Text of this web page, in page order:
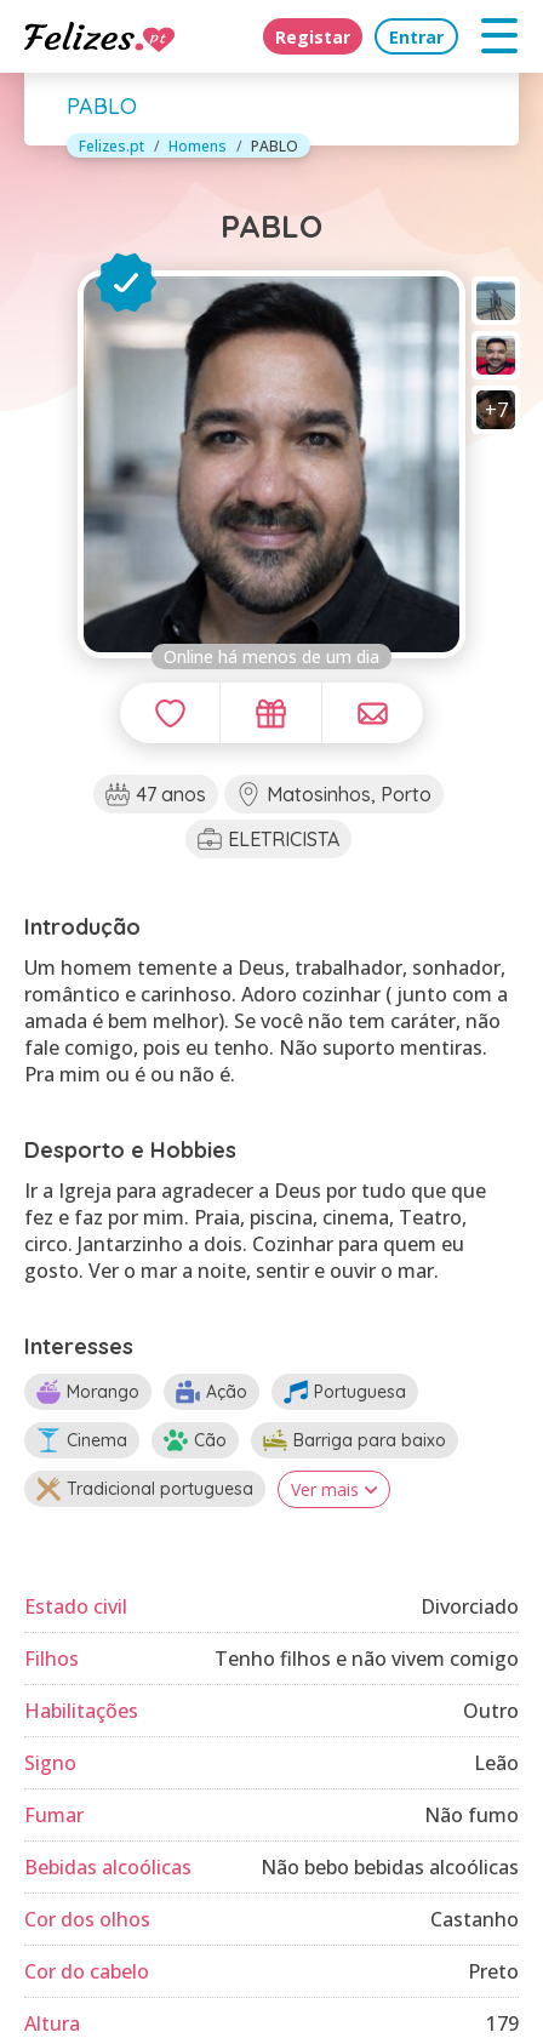
Registar Entrar
PABLO
Felizes.pt Homens PABLO
PABLO
+7
Online há menos de um dia
47 anos
Matosinhos, Porto
ELETRICISTA
Introdução
Um homem temente a Deus, trabalhador, sonhador,
romântico e carinhoso. Adoro cozinhar ( junto com a
amada é bem melhor). Se você não tem caráter, não
fale comigo, pois eu tenho. Não suporto mentiras.
Pra mim ou é ou não é.
Desporto e Hobbies
Ir a Igreja para agradecer a Deus por tudo que que
fez e faz por mim. Praia, piscina, cinema, Teatro,
circo. Jantarzinho a dois. Cozinhar para quem eu
gosto. Ver o mar a noite, sentir e ouvir o mar.
Interesses
Morango Ação Portuguesa
Cinema Cão Barriga para baixo
Tradicional portuguesa Ver mais
Estado civil
Divorciado
Filhos
Tenho filhos e não vivem comigo
Habilitações
Outro
Signo
Leão
Fumar
Não fumo
Bebidas alcoólicas
Não bebo bebidas alcoólicas
Cor dos olhos
Castanho
Cor do cabelo
Preto
Altura
179